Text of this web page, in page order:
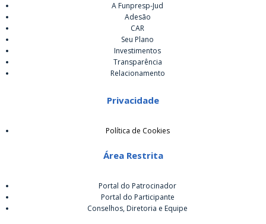
A Funpresp-Jud
Adesão
CAR
Seu Plano
Investimentos
Transparência
Relacionamento
Privacidade
Política de Cookies
Área Restrita
Portal do Patrocinador
Portal do Participante
Conselhos, Diretoria e Equipe